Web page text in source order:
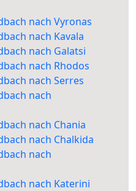
nach Vyronas
nach Kavala
nach Galatsi
nach Rhodos
nach Serres
nach
nach Chania
nach Chalkida
nach
nach Katerini